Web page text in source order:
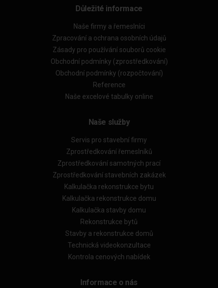
Důležité informace
Naše firmy a řemeslníci
Zpracování a ochrana osobních údajů
Zásady pro používání souborů cookie
Obchodní podmínky (zprostředkování)
Obchodní podmínky (rozpočtování)
Reference
Naše excelové tabulky online
Naše služby
Servis pro stavební firmy
Zprostředkování řemeslníků
Zprostředkování samotných prací
Zprostředkování stavebních zakázek
Kalkulačka rekonstrukce bytu
Kalkulačka rekonstrukce domu
Kalkulačka stavby domu
Rekonstrukce bytů
Stavby a rekonstrukce domů
Technická videokonzultace
Kontrola cenových nabídek
Informace o nás